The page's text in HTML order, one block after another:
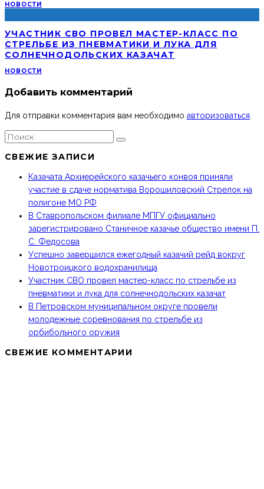
НОВОСТИ
УЧАСТНИК СВО ПРОВЕЛ МАСТЕР-КЛАСС ПО
СТРЕЛЬБЕ ИЗ ПНЕВМАТИКИ И ЛУКА ДЛЯ
СОЛНЕЧНОДОЛЬСКИХ КАЗАЧАТ
НОВОСТИ
Добавить комментарий
Для отправки комментария вам необходимо авторизоваться.
СВЕЖИЕ ЗАПИСИ
Казачата Архиерейского казачьего конвоя приняли
участие в сдаче норматива Ворошиловский Стрелок на
полигоне МО РФ
В Ставропольском филиале МПГУ официально
зарегистрировано Станичное казачье общество имени П.
С. Федосова
Успешно завершился ежегодный казачий рейд вокруг
Новотроицкого водохранилища
Участник СВО провел мастер-класс по стрельбе из
пневматики и лука для солнечнодольских казачат
В Петровском муниципальном округе провели
молодежные соревнования по стрельбе из
орбибольного оружия
СВЕЖИЕ КОММЕНТАРИИ